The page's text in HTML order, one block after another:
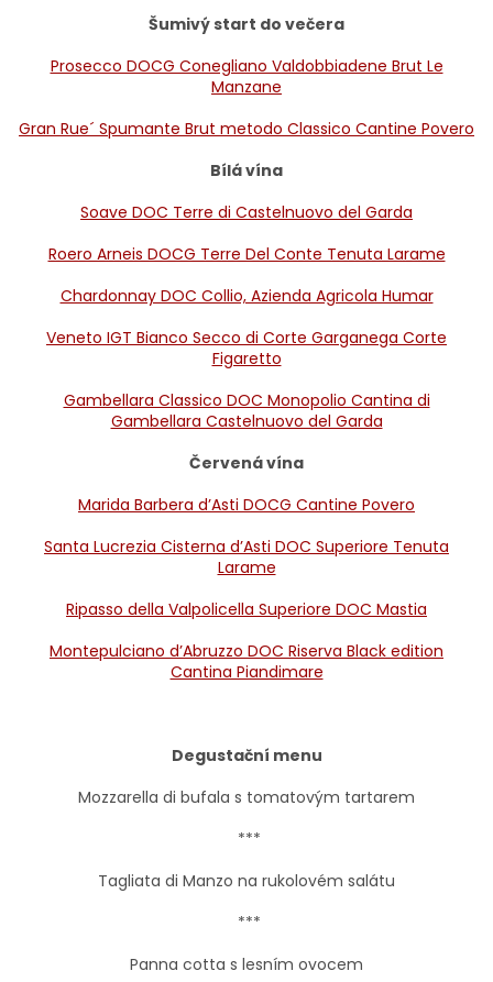
Šumivý start do večera
Prosecco DOCG Conegliano Valdobbiadene Brut Le
Manzane
Gran Rue´ Spumante Brut metodo Classico Cantine Povero
Bílá vína
Soave DOC Terre di Castelnuovo del Garda
Roero Arneis DOCG Terre Del Conte Tenuta Larame
Chardonnay DOC Collio, Azienda Agricola Humar
Veneto IGT Bianco Secco di Corte Garganega Corte
Figaretto
Gambellara Classico DOC Monopolio Cantina di
Gambellara Castelnuovo del Garda
Červená vína
Marida Barbera d’Asti DOCG Cantine Povero
Santa Lucrezia Cisterna d’Asti DOC Superiore Tenuta
Larame
Ripasso della Valpolicella Superiore DOC Mastia
Montepulciano d’Abruzzo DOC Riserva Black edition
Cantina Piandimare
Degustační menu
Mozzarella di bufala s tomatovým tartarem
***
Tagliata di Manzo na rukolovém salátu
***
Panna cotta s lesním ovocem